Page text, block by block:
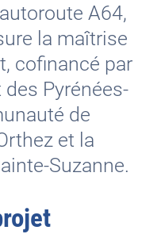
A64,
la maîtrise
cofinancé par
des Pyrénées-
de
et la
Suzanne.